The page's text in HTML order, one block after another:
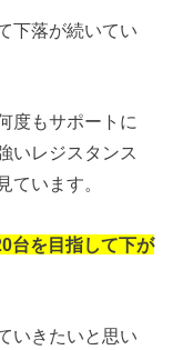
下落が続いてい
度もサポートに
いレジスタンス
ています。
台を目指して下が
いきたいと思い